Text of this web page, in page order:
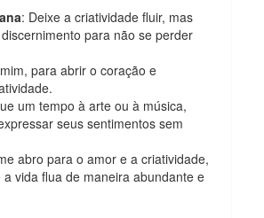
: Deixe a criatividade fluir, mas
para não se perder
para abrir o coração e
um tempo à arte ou à música,
seus sentimentos sem
abro para o amor e a criatividade,
vida flua de maneira abundante e